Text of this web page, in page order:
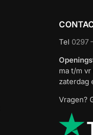
Tel 0297
ma t/m vr
zaterdag
Vragen?